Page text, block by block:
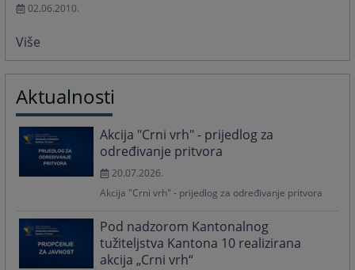
02.06.2010.
Više
Aktualnosti
Akcija "Crni vrh" - prijedlog za
određivanje pritvora
20.07.2026.
Akcija "Crni vrh" - prijedlog za određivanje pritvora
Pod nadzorom Kantonalnog
tužiteljstva Kantona 10 realizirana
akcija „Crni vrh“